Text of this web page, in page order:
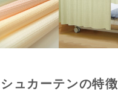
ュカーテンの特徴